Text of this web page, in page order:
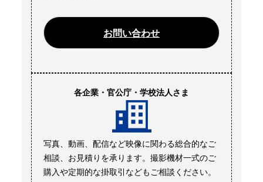
お問い合わせ
各企業・官公庁・学校法人さま
写真、動画、配信など映像に関わる総合的なご
相談、お見積りを承ります。撮影機材一式のご
購入や定期的な掛取引などもご相談ください。